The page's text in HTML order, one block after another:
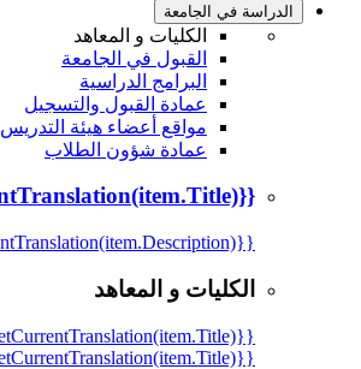
الدراسة في الجامعة
الكليات و المعاهد
القبول في الجامعة
البرامج الدراسية
عمادة القبول والتسجيل
مواقع أعضاء هيئة التدريس
عمادة شؤون الطلاب
{{mmc.getCurrentTranslation(item.Title)}}
{{mmc.getCurrentTranslation(item.Description)}}
الكليات و المعاهد
{{mmc.getCurrentTranslation(item.Title)}}
{{mmc.getCurrentTranslation(item.Title)}}